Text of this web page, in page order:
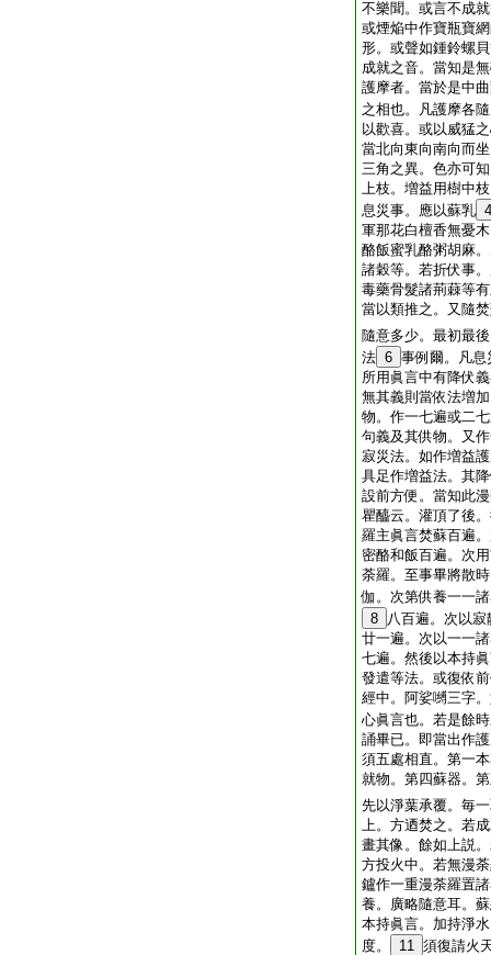
不樂聞。或言不成
或煙焔中作寶瓶寶
形。或聲如鍾鈴螺
成就之音。當知是
護摩者。當於是中
之相也。凡護摩各
以歡喜。或以威猛
當北向東向南向而
三角之異。色亦可
上枝。増益用樹中
息災事。應以蘇乳 4
軍那花白檀香無憂
酪飯蜜乳酪粥胡麻
諸穀等。若折伏事
毒藥骨髮諸荊蕀等
當以類推之。又隨
隨意多少。最初最
法 6 事例爾。凡息
所用眞言中有降伏
無其義則當依法増
物。作一七遍或二
句義及其供物。又
寂災法。如作増益
具足作増益法。其
設前方便。當知此
瞿醯云。灌頂了後
羅主眞言焚蘇百遍
密酪和飯百遍。次
荼羅。至事畢將散
伽。次第供養一一
8 八百遍。次以
廿一遍。次以一一
七遍。然後以本持
發遣等法。或復依
經中。阿娑嚩三字
心眞言也。若是餘
誦畢已。即當出作
須五處相直。第一
就物。第四蘇器。
先以淨葉承覆。毎
上。方迺焚之。若
畫其像。餘如上説
方投火中。若無漫
鑪作一重漫荼羅置
養。廣略隨意耳。
本持眞言。加持淨
度。
11 須復請火